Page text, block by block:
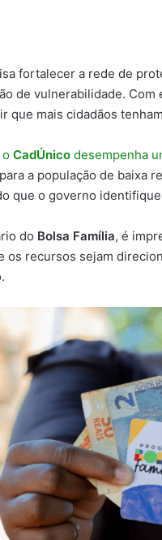
fortalecer a rede de
de vulnerabilidade.
que mais cidadãos
o CadÚnico desempenha
a população de baixa
que o governo
do Bolsa Família, é
os recursos sejam